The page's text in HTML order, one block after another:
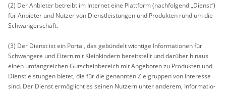
(2) Der An­bie­ter be­treibt im In­ter­net eine Platt­form (nach­fol­gend „Dienst“)
für An­bie­ter und Nut­zer von Dienst­leis­tun­gen und Pro­duk­ten rund um die
Schwan­ger­schaft.
(3) Der Dienst ist ein Por­tal, das ge­bün­delt wich­ti­ge In­for­ma­tio­nen für
Schwan­ge­re und El­tern mit Klein­kin­dern be­reit­stellt und dar­über hin­aus
einen um­fang­rei­chen Gut­schein­be­reich mit An­ge­bo­ten zu Pro­duk­ten und
Dienst­leis­tun­gen bie­tet, die für die ge­nann­ten Ziel­grup­pen von In­ter­es­se
sind. Der Dienst er­mög­licht es sei­nen Nut­zern unter an­de­rem, In­for­ma­tio­